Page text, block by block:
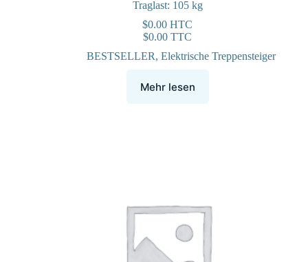
Traglast: 105 kg
$0.00 HTC
$0.00 TTC
BESTSELLER,Elektrische Treppensteiger
Mehr lesen